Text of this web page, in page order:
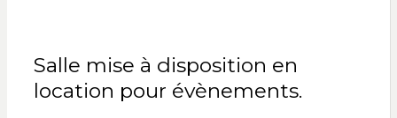
Salle mise à disposition en
location pour évènements.